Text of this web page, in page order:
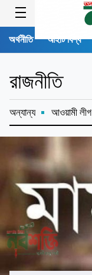
অর্থনীতি আইটি বিশ্ব
রাজনীতি
অন্যান্য আওয়ামী লীগ